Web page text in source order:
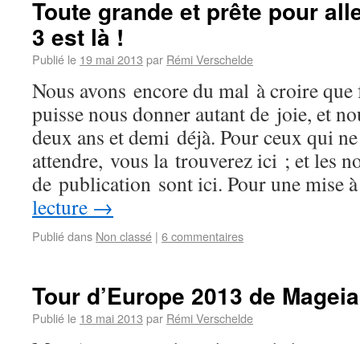
Toute grande et prête pour
3 est là !
Publié le 19 mai 2013 par Rémi Verschelde
Nous avons encore du mal à croire
puisse nous donner autant de joie, et
deux ans et demi déjà. Pour ceux qui
attendre, vous la trouverez ici ; et les
de publication sont ici. Pour une
lecture →
Publié dans Non classé | 6 commentaires
Tour d’Europe 2013 de Mageia
Publié le 18 mai 2013 par Rémi Verschelde